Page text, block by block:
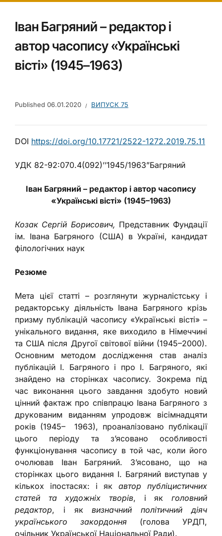
Іван Багряний – редактор і
автор часопису «Українські
вісті» (1945–1963)
Published 06.01.2020 ВИПУСК 75
DOI https://doi.org/10.17721/2522-1272.2019.75.11
УДК 82-92:070.4(092)’’1945/1963”Багряний
Іван Багряний – редактор і автор часопису
«Українські вісті» (1945–1963)
Козак Сергій Борисович, Представник Фундації
ім. Івана Багряного (США) в Україні, кандидат
філологічних наук
Резюме
Мета цієї статті – розглянути журналістську і
редакторську діяльність Івана Багряного крізь
призму публікацій часопису «Українські вісті» –
унікального видання, яке виходило в Німеччині
та США після Другої світової війни (1945–2000).
Основним методом дослідження став аналіз
публікацій І. Багряного і про І. Багряного, які
знайдено на сторінках часопису. Зокрема під
час виконання цього завдання здобуто новий
цінний фактаж про співпрацю Івана Багряного з
друкованим виданням упродовж вісімнадцяти
років (1945– 1963), проаналізовано публікації
цього періоду та з’ясовано особливості
функціонування часопису в той час, коли його
очолював Іван Багряний. З’ясовано, що на
сторінках цього видання І. Багряний виступав у
кількох іпостасях: і як автор публіцистичних
статей та художніх творів, і як головний
редактор, і яквизначний політичний діяч
українського закордоння (голова УРДП,
очільник Української Національної Ради).